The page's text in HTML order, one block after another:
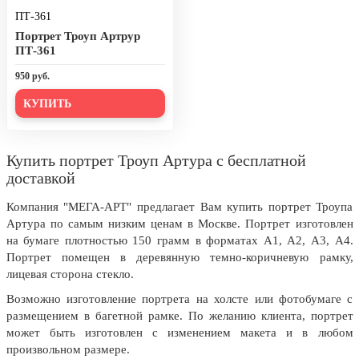
День города Москвы (первая суббота
сентября)
сентября)
8 сентября, День танкиста (второе
воскресенье сентября)
пожилых людей
5 октября, День учителя
19 октября, День Отца
25 октября, День Таможенника
Российской Федерации
28 октября, День Бабушек и Дедушек
Хэллоуин
4 ноября, День народного единства
ПТ-361
Портрет Троуп Артрур
ПТ-361
950 руб.
КУПИТЬ
Купить портрет Троуп Артура с бесплатной
доставкой
Компания "МЕГА-АРТ" предлагает Вам купить портрет Троупа
Артура по самым низким ценам в Москве. Портрет изготовлен
на бумаге плотностью 150 грамм в форматах А1, А2, А3, А4.
Портрет помещен в деревянную темно-коричневую рамку,
лицевая сторона стекло.
Возможно изготовление портрета на холсте или фотобумаге с
размещением в багетной рамке. По желанию клиента, портрет
может быть изготовлен с изменением макета и в любом
произвольном размере.